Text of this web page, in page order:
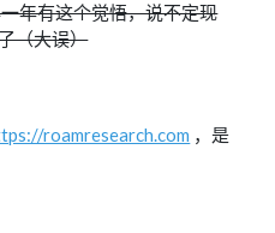
年有这个觉悟，说不定现
（大误）
roamresearch.com ，是